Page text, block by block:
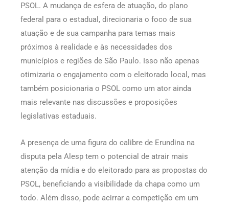
PSOL. A mudança de esfera de atuação, do plano
federal para o estadual, direcionaria o foco de sua
atuação e de sua campanha para temas mais
próximos à realidade e às necessidades dos
municípios e regiões de São Paulo. Isso não apenas
otimizaria o engajamento com o eleitorado local, mas
também posicionaria o PSOL como um ator ainda
mais relevante nas discussões e proposições
legislativas estaduais.
A presença de uma figura do calibre de Erundina na
disputa pela Alesp tem o potencial de atrair mais
atenção da mídia e do eleitorado para as propostas do
PSOL, beneficiando a visibilidade da chapa como um
todo. Além disso, pode acirrar a competição em um